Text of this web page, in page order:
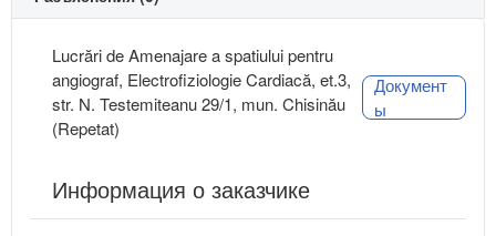
Lucrări de Amenajare a spatiului pentru
angiograf, Electrofiziologie Cardiacă, et.3,
str. N. Testemiteanu 29/1, mun. Chisinău
(Repetat)
Документ
ы
Информация о заказчике